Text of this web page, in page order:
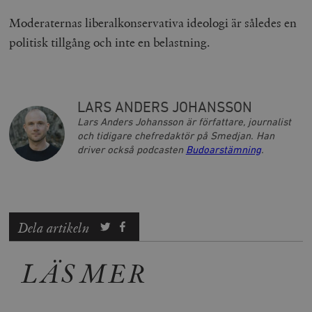
Moderaternas liberalkonservativa ideologi är således en
politisk tillgång och inte en belastning.
LARS ANDERS JOHANSSON
Lars Anders Johansson är författare, journalist
och tidigare chefredaktör på Smedjan. Han
driver också podcasten Budoarstämning.
Dela artikeln
LÄS MER
woocommerce_items_in_cart
Automattic
Inc.
timbro.se
__cf_bm
Inc.